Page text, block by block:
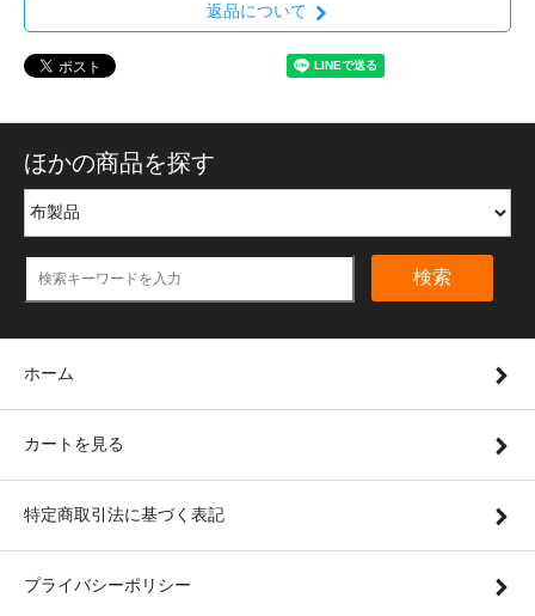
返品について
ほかの商品を探す
検索
ホーム
カートを見る
特定商取引法に基づく表記
プライバシーポリシー